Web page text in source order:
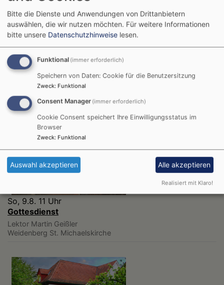
Unser Dekanat
Die nächsten Veranstaltungen
So, 9.8. 11 Uhr
Gottesdienst
Lektor Martin Geißler
Weidenberg St. Michaelskirche
Bitte die Dienste und Anwendungen von Drittanbietern
auswählen, die wir nutzen möchten. Für weitere Informationen
bitte unsere Datenschutzhinweise lesen.
Funktional (immer erforderlich)
Speichern von Daten: Cookie für die Benutzersitzung
Zweck: Funktional
Consent Manager (immer erforderlich)
Cookie Consent speichert Ihre Einwilligungsstatus im
Browser
Zweck: Funktional
Auswahl akzeptieren Alle akzeptieren
Realisiert mit Klaro!